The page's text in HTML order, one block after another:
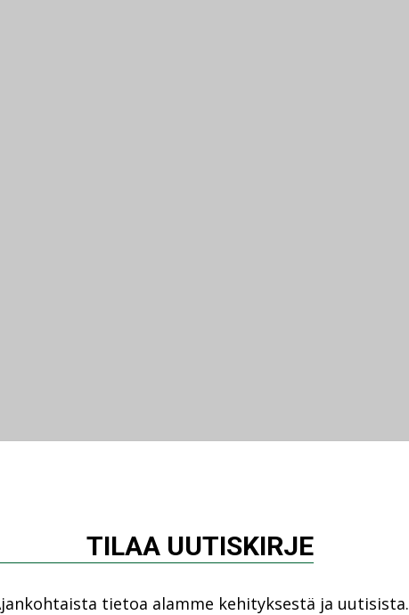
TILAA UUTISKIRJE
tietoa alamme kehityksestä ja uutisista.